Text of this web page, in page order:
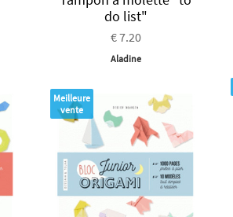
do list"
€ 7.20
Aladine
Meilleure
vente